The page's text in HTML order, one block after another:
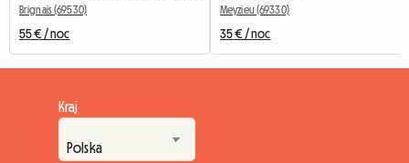
Brignais (69530)
55 € / noc
Meyzieu (69330)
35 € / noc
Kraj